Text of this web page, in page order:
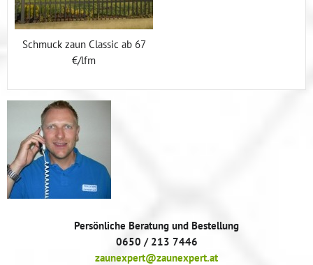
Schmuck zaun Classic ab 67
€/lfm
Persönliche Beratung und Bestellung
0650 / 213 7446
zaunexpert@zaunexpert.at